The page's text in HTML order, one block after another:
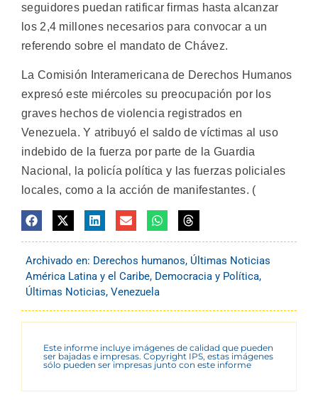
seguidores puedan ratificar firmas hasta alcanzar
los 2,4 millones necesarios para convocar a un
referendo sobre el mandato de Chávez.
La Comisión Interamericana de Derechos Humanos
expresó este miércoles su preocupación por los
graves hechos de violencia registrados en
Venezuela. Y atribuyó el saldo de víctimas al uso
indebido de la fuerza por parte de la Guardia
Nacional, la policía política y las fuerzas policiales
locales, como a la acción de manifestantes. (
Archivado en: Derechos humanos, Últimas Noticias
América Latina y el Caribe, Democracia y Política,
Últimas Noticias, Venezuela
Este informe incluye imágenes de calidad que pueden
ser bajadas e impresas. Copyright IPS, estas imágenes
sólo pueden ser impresas junto con este informe